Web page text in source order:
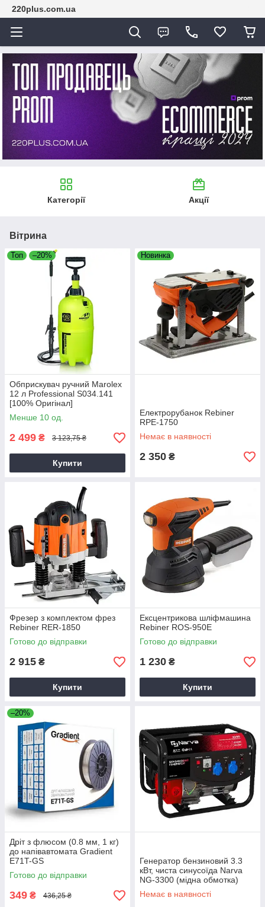
220plus.com.ua
Категорії Акції
Вітрина
Топ –20%
Обприскувач ручний Marolex
12 л Professional S034.141
[100% Оригінал]
Менше 10 од.
2 499 ₴ 3 123,75 ₴
Купити
Новинка
Електрорубанок Rebiner
RPE-1750
Немає в наявності
2 350 ₴
Фрезер з комплектом фрез
Rebiner RER-1850
Готово до відправки
2 915 ₴
Купити
Ексцентрикова шліфмашина
Rebiner ROS-950E
Готово до відправки
1 230 ₴
Купити
–20%
Дріт з флюсом (0.8 мм, 1 кг)
до напівавтомата Gradient
E71T-GS
Готово до відправки
349 ₴ 436,25 ₴
Генератор бензиновий 3.3
кВт, чиста синусоїда Narva
NG-3300 (мідна обмотка)
Немає в наявності